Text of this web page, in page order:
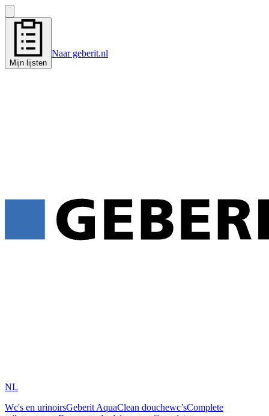
Mijn lijsten
Naar geberit.nl
NL
Wc's en urinoirsGeberit AquaClean douchewc’sComplete